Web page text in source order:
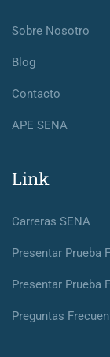
Sobre Nosotro
Blog
Contacto
APE SENA
Link
Carreras SENA
Presentar Prueba
Presentar Prueba
Preguntas